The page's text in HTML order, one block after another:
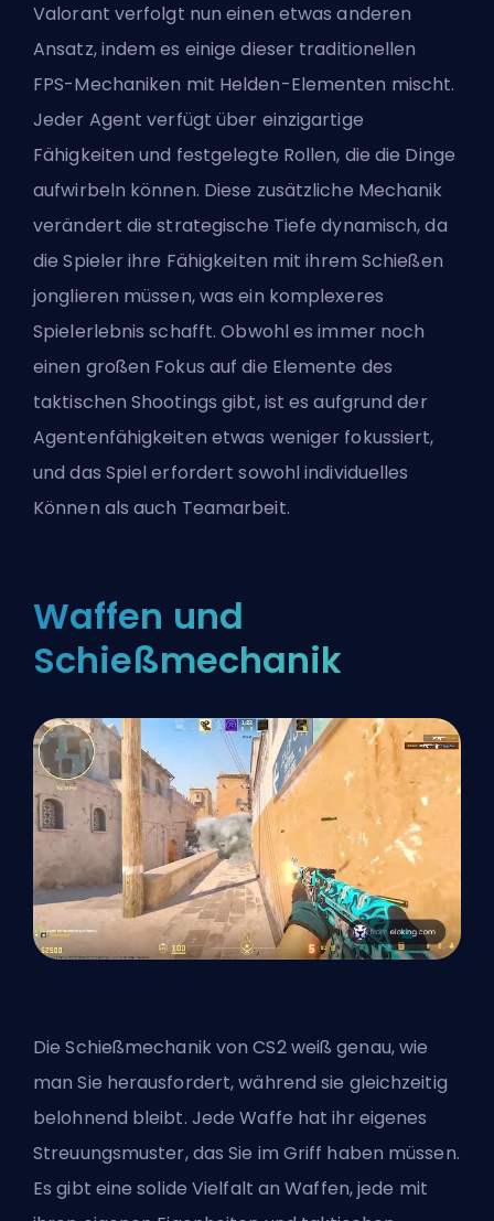
Valorant verfolgt nun einen etwas anderen
Ansatz, indem es einige dieser traditionellen
FPS-Mechaniken mit Helden-Elementen mischt.
Jeder Agentverfügt über einzigartige
Fähigkeiten und festgelegte Rollen, die die Dinge
aufwirbeln können. Diese zusätzliche Mechanik
verändert die strategische Tiefe dynamisch, da
die Spieler ihre Fähigkeiten mit ihrem Schießen
jonglieren müssen, was ein komplexeres
Spielerlebnis schafft. Obwohl es immer noch
einen großen Fokus auf die Elemente des
taktischen Shootings gibt, ist es aufgrund der
Agentenfähigkeiten etwas weniger fokussiert,
und das Spiel erfordert sowohl individuelles
Können als auch Teamarbeit.
Waffen und
Schießmechanik
Die Schießmechanik von CS2 weiß genau, wie
man Sie herausfordert, während sie gleichzeitig
belohnend bleibt. Jede Waffe hat ihr eigenes
Streuungsmuster, das Sie im Griff haben müssen.
Es gibt eine solide Vielfalt an Waffen, jede mit